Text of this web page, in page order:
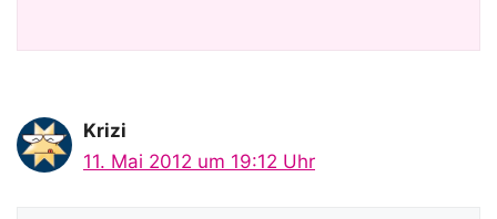
Krizi
11. Mai 2012 um 19:12 Uhr